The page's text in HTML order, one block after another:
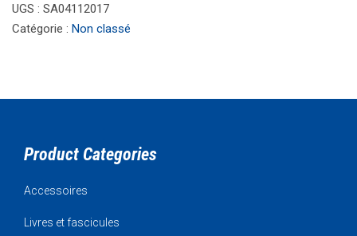
UGS : SA04112017
Catégorie : Non classé
Product Categories
Accessoires
Livres et fascicules